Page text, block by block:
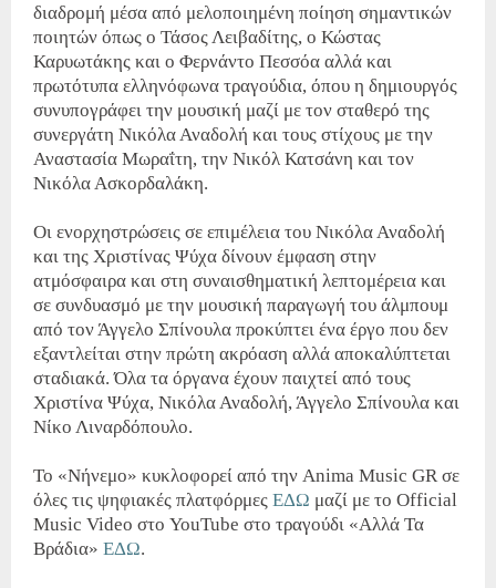
διαδρομή μέσα από μελοποιημένη ποίηση σημαντικών
ποιητών όπως ο Τάσος Λειβαδίτης, ο Κώστας
Καρυωτάκης και ο Φερνάντο Πεσσόα αλλά και
πρωτότυπα ελληνόφωνα τραγούδια, όπου η δημιουργός
συνυπογράφει την μουσική μαζί με τον σταθερό της
συνεργάτη Νικόλα Αναδολή και τους στίχους με την
Αναστασία Μωραΐτη, την Νικόλ Κατσάνη και τον
Νικόλα Ασκορδαλάκη.
Οι ενορχηστρώσεις σε επιμέλεια του Νικόλα Αναδολή
και της Χριστίνας Ψύχα δίνουν έμφαση στην
ατμόσφαιρα και στη συναισθηματική λεπτομέρεια και
σε συνδυασμό με την μουσική παραγωγή του άλμπουμ
από τον Άγγελο Σπίνουλα προκύπτει ένα έργο που δεν
εξαντλείται στην πρώτη ακρόαση αλλά αποκαλύπτεται
σταδιακά. Όλα τα όργανα έχουν παιχτεί από τους
Χριστίνα Ψύχα, Νικόλα Αναδολή, Άγγελο Σπίνουλα και
Νίκο Λιναρδόπουλο.
Το «Νήνεμο» κυκλοφορεί από την Anima Music GRσε
όλες τις ψηφιακές πλατφόρμες ΕΔΩ μαζί με το Official
Music Video στο YouTube στο τραγούδι «Αλλά Τα
Βράδια» ΕΔΩ.